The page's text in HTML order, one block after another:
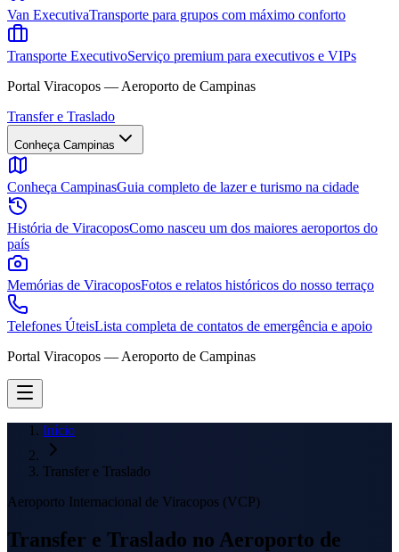
Van ExecutivaTransporte para grupos com máximo conforto
Transporte ExecutivoServiço premium para executivos e VIPs
Portal Viracopos — Aeroporto de Campinas
Transfer e Traslado
Conheça Campinas
Conheça CampinasGuia completo de lazer e turismo na cidade
História de ViracoposComo nasceu um dos maiores aeroportos do
país
Memórias de ViracoposFotos e relatos históricos do nosso terraço
Telefones ÚteisLista completa de contatos de emergência e apoio
Portal Viracopos — Aeroporto de Campinas
Início
Transfer e Traslado
Aeroporto Internacional de Viracopos (VCP)
Transfer e Traslado no Aeroporto de